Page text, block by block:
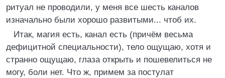
ритуал не проводили, у меня все шесть каналов
изначально были хорошо развитыми... чтоб их.
Итак, магия есть, канал есть (причём весьма
дефицитной специальности), тело ощущаю, хотя и
странно ощущаю, глаза открыть и пошевелиться не
могу, боли нет. Что ж, примем за постулат